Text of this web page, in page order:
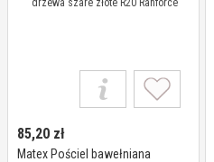
85,20 zł
Matex Pościel bawełniana